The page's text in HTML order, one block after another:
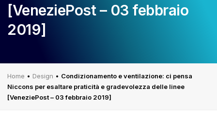
[VeneziePost – 03 febbraio
2019]
Home • Design • Condizionamento e ventilazione: ci pensa
Niccons per esaltare praticità e gradevolezza delle linee
[VeneziePost – 03 febbraio 2019]